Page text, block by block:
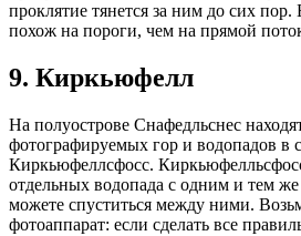
проклятие тянется за ним до сих
похож на пороги, чем на прямой
9. Киркьюфелл
На полуострове Снафедльснес
фотографируемых гор и водопадов в
Киркьюфеллсфосс.
отдельных водопада с одним и тем
можете спуститься между ними.
фотоаппарат: если сделать все